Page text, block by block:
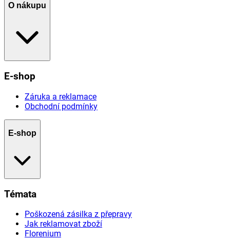
O nákupu
E-shop
Záruka a reklamace
Obchodní podmínky
E-shop
Témata
Poškozená zásilka z přepravy
Jak reklamovat zboží
Florenium